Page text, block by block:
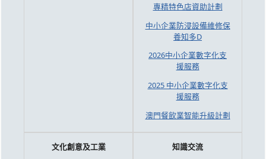
專精特色店資助計劃
中小企業防浸設備維修保
養知多D
2026中小企業數字化支
援服務
2025 中小企業數字化支
援服務
澳門餐飲業智能升級計劃
文化創意及工業
知識交流